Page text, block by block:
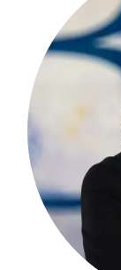
Wealth
auch